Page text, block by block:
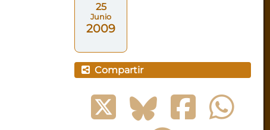
25
Junio
2009
Compartir